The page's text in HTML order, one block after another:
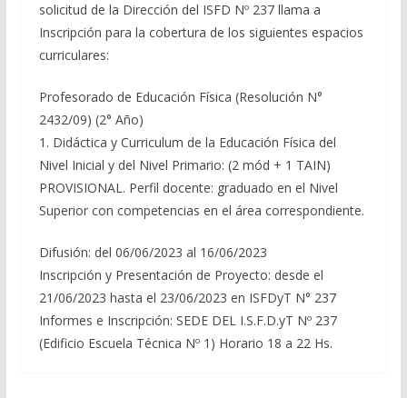
solicitud de la Dirección del ISFD Nº 237 llama a
Inscripción para la cobertura de los siguientes espacios
curriculares:
Profesorado de Educación Física (Resolución N°
2432/09) (2° Año)
1. Didáctica y Curriculum de la Educación Física del
Nivel Inicial y del Nivel Primario: (2 mód + 1 TAIN)
PROVISIONAL. Perfil docente: graduado en el Nivel
Superior con competencias en el área correspondiente.
Difusión: del 06/06/2023 al 16/06/2023
Inscripción y Presentación de Proyecto: desde el
21/06/2023 hasta el 23/06/2023 en ISFDyT N° 237
Informes e Inscripción: SEDE DEL I.S.F.D.yT Nº 237
(Edificio Escuela Técnica Nº 1) Horario 18 a 22 Hs.